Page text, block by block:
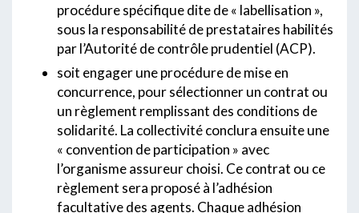
procédure spécifique dite de « labellisation »,
sous la responsabilité de prestataires habilités
par l’Autorité de contrôle prudentiel (ACP).
soit engager une procédure de mise en
concurrence, pour sélectionner un contrat ou
un règlement remplissant des conditions de
solidarité. La collectivité conclura ensuite une
« convention de participation » avec
l’organisme assureur choisi. Ce contrat ou ce
règlement sera proposé à l’adhésion
facultative des agents. Chaque adhésion